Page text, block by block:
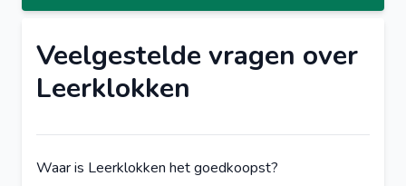
Veelgestelde vragen over
Leerklokken
Waar is Leerklokken het goedkoopst?